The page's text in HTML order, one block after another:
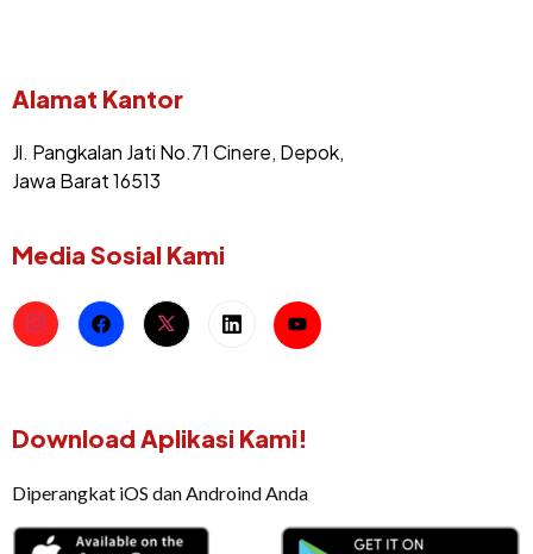
Alamat Kantor
Jl. Pangkalan Jati No.71 Cinere, Depok,
Jawa Barat 16513
Media Sosial Kami
Download Aplikasi Kami!
Diperangkat iOS dan Androind Anda